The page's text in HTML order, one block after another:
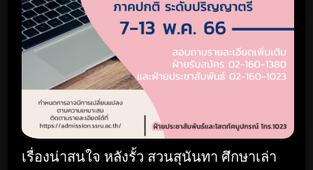
เรื่องน่าสนใจ หลังรั้ว สวนสุนันทา ศึกษาเล่า